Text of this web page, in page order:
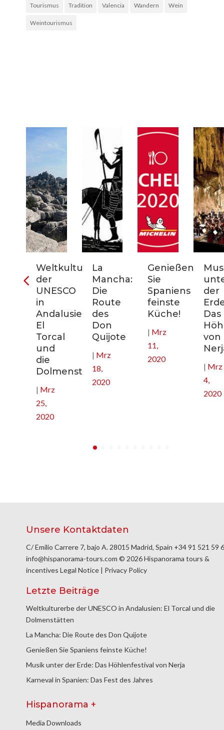
Tourismus Tradition Valencia Wandern Wein
Weintourismus
Weltkulturerbe
der
UNESCO
in
Andalusien:
El
Torcal
und
die
Dolmenstätten
| Mrz
25,
2020
La
Mancha:
Die
Route
des
Don
Quijote
| Mrz
18,
2020
Genießen
Sie
Spaniens
feinste
Küche!
| Mrz
11,
2020
der
Das
von
| Mrz
4,
2020
Unsere Kontaktdaten
C/ Emilio Carrere 7, bajo A. 28015 Madrid, Spain +34 91 521 59
info@hispanorama-tours.com © 2026 Hispanorama tours &
incentives Legal Notice | Privacy Policy
Letzte Beiträge
Weltkulturerbe der UNESCO in Andalusien: El Torcal und die
Dolmenstätten
La Mancha: Die Route des Don Quijote
Genießen Sie Spaniens feinste Küche!
Musik unter der Erde: Das Höhlenfestival von Nerja
Karneval in Spanien: Das Fest des Jahres
Hispanorama +
Media Downloads